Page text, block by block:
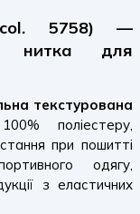
5758) —
нитка для
текстурована
поліестеру,
при пошитті
одягу,
з еластичних